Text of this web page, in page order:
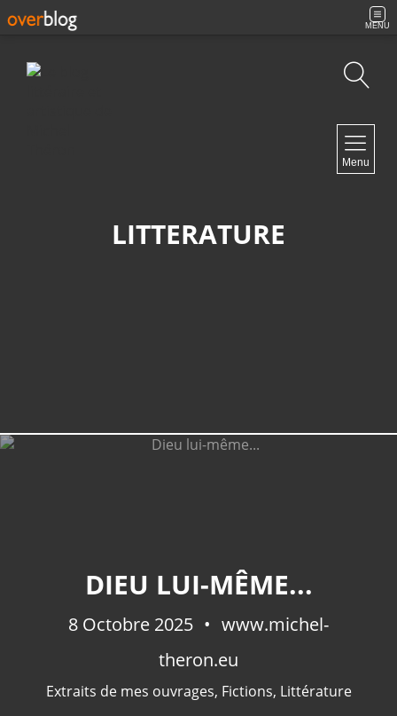
MENU
Menu
LITTERATURE
DIEU LUI-MÊME...
8 Octobre 2025
www.michel-
theron.eu
Extraits de mes ouvrages, Fictions, Littérature
Extraits De Mes Ouvrages
Fictions(69)
Photographies Et Poèmes
Littérature(32)